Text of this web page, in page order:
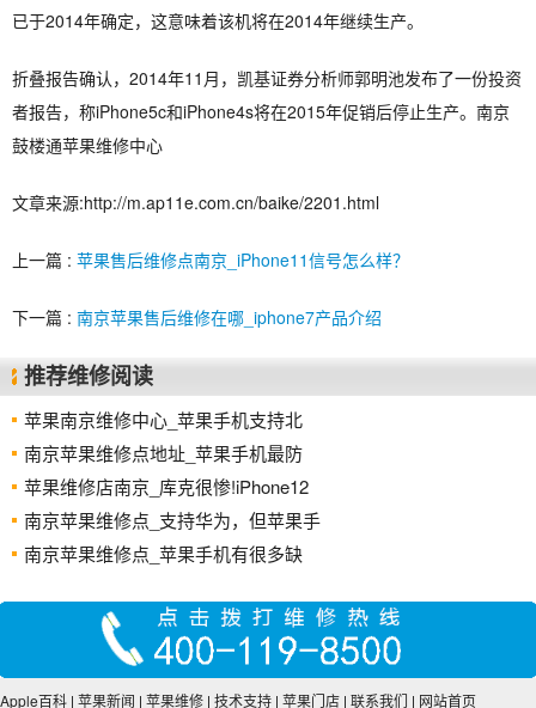
已于2014年确定，这意味着该机将在2014年继续生产。
折叠报告确认，2014年11月，凯基证券分析师郭明池发布了一份投资
者报告，称iPhone5c和iPhone4s将在2015年促销后停止生产。南京
鼓楼通苹果维修中心
文章来源:http://m.ap11e.com.cn/baike/2201.html
上一篇 : 苹果售后维修点南京_iPhone11信号怎么样？
下一篇 : 南京苹果售后维修在哪_iphone7产品介绍
推荐维修阅读
苹果南京维修中心_苹果手机支持北
南京苹果维修点地址_苹果手机最防
苹果维修店南京_库克很惨!iPhone12
南京苹果维修点_支持华为，但苹果手
南京苹果维修点_苹果手机有很多缺
Apple百科 | 苹果新闻 | 苹果维修 | 技术支持 | 苹果门店 | 联系我们 | 网站首页